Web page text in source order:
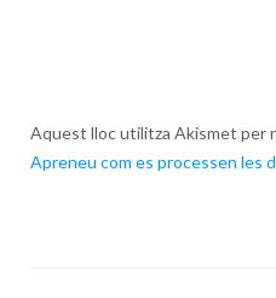
Aquest lloc utilitza Akismet per
Apreneu com es processen les